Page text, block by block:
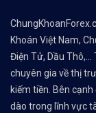
Khoán Việt Nam,
Điện Tử, Dầu
chuyên gia về thị
kiếm tiền. Bên
dào trong lĩnh vực